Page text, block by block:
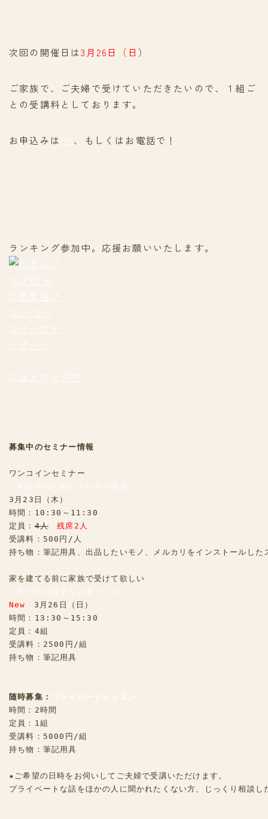
次回の開催日は3月26日（日 ）
ご家族で、ご夫婦で受けていただきたいので、１組ご
との受講料としております。
お申込みは 、もしくはお電話で！
ランキング参加中。応援お願いいたします。
募集中のセミナー情報
3月23日（木）
時間：10:30～11:30
定員：4人
残席2人
受講料：500円/人
持ち物：筆記用具、出品したいモノ、メルカリをインストールした
New
3月26日（日）
時間：13:30～15:30
定員：4組
受講料：2500円/組
持ち物：筆記用具
随時募集：
時間：2時間
定員：1組
受講料：5000円/組
持ち物：筆記用具
★ご希望の日時をお伺いしてご夫婦で受講いただけます。
プライベートな話をほかの人に聞かれたくない方、じっくり相談し